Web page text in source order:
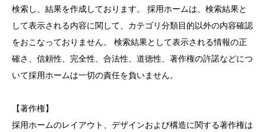
検索し、結果を作成しております。 採用ホームは、検索結果と
して表示される内容に関して、カテゴリ分類目的以外の内容確認
をおこなっておりません。 検索結果として表示される情報の正
確さ、信頼性、完全性、合法性、道徳性、著作権の許諾などにつ
いて採用ホームは一切の責任を負いません。
【著作権】
採用ホームのレイアウト、デザインおよび構造に関する著作権は